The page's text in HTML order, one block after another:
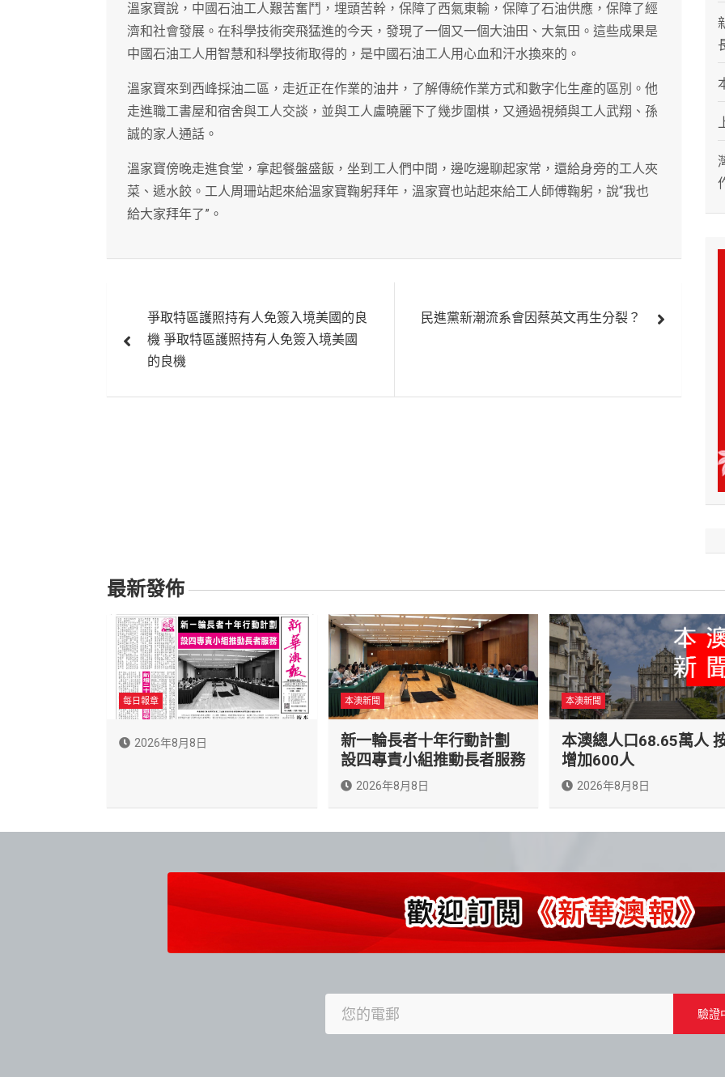
溫家寶說，中國石油工人艱苦奮鬥，埋頭苦幹，保障了西氣東輸，保障了石油供應，保障了經
濟和社會發展。在科學技術突飛猛進的今天，發現了一個又一個大油田、大氣田。這些成果是
中國石油工人用智慧和科學技術取得的，是中國石油工人用心血和汗水換來的。
溫家寶來到西峰採油二區，走近正在作業的油井，了解傳統作業方式和數字化生產的區別。他
走進職工書屋和宿舍與工人交談，並與工人盧曉麗下了幾步圍棋，又通過視頻與工人武翔、孫
誠的家人通話。
溫家寶傍晚走進食堂，拿起餐盤盛飯，坐到工人們中間，邊吃邊聊起家常，還給身旁的工人夾
菜、遞水餃。工人周珊站起來給溫家寶鞠躬拜年，溫家寶也站起來給工人師傅鞠躬，說“我也
給大家拜年了”。
章
覽
爭取特區護照持有人免簽入境美國的良
機 爭取特區護照持有人免簽入境美國
的良機
民進黨新潮流系會因蔡英文再生分裂？
最新發佈
每日報章
2026年8月8日
本澳新聞
新一輪長者十年行動計劃
設四專責小組推動長者服務
2026年8月8日
本澳新聞
本澳總人口68.65萬人
增加600人
2026年8月8日